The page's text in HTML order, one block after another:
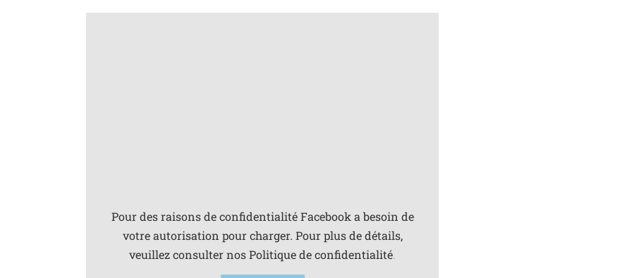
Pour des raisons de confidentialité Facebook a besoin de
votre autorisation pour charger. Pour plus de détails,
veuillez consulter nosPolitique de confidentialité.